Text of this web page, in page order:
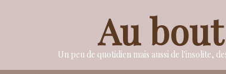
Au
Un peu de quotidien mais aussi de l'insolite,